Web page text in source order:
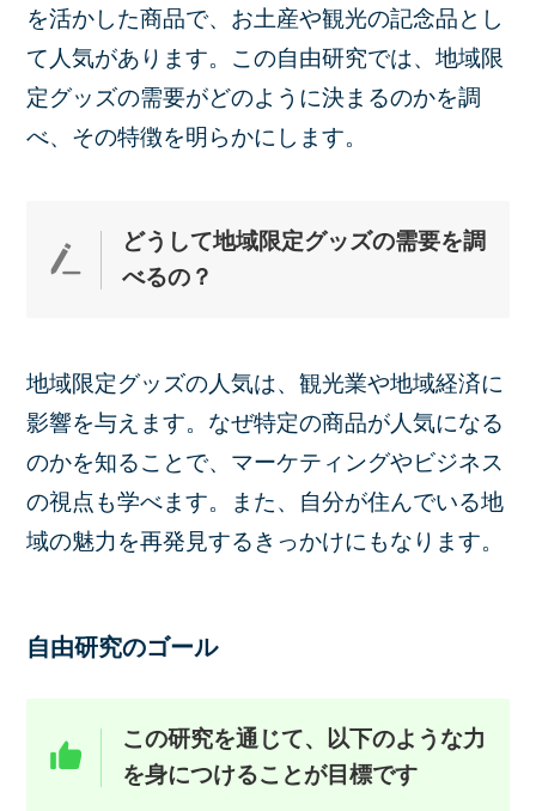
を活かした商品で、お土産や観光の記念品とし
て人気があります。この自由研究では、地域限
定グッズの需要がどのように決まるのかを調
べ、その特徴を明らかにします。
どうして地域限定グッズの需要を調
べるの？
地域限定グッズの人気は、観光業や地域経済に
影響を与えます。なぜ特定の商品が人気になる
のかを知ることで、マーケティングやビジネス
の視点も学べます。また、自分が住んでいる地
域の魅力を再発見するきっかけにもなります。
自由研究のゴール
この研究を通じて、以下のような力
を身につけることが目標です